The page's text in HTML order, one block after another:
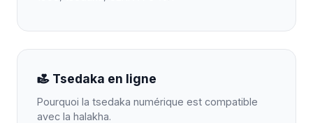
Tsedaka en ligne
Pourquoi la tsedaka numérique est compatible
avec la halakha.